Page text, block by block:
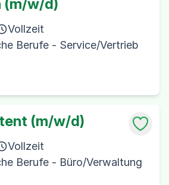
(m/w/d)
Vollzeit
Berufe - Service/Vertrieb
(m/w/d)
Vollzeit
Berufe - Büro/Verwaltung